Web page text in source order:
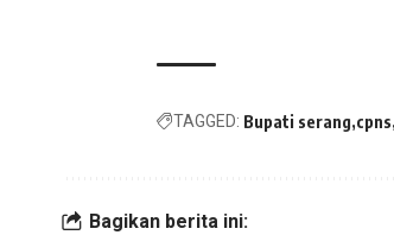
TAGGED: Bupati serang cpns
Bagikan berita ini: